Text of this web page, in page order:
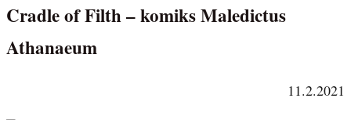
Cradle of Filth – komiks Maledictus
Athanaeum
11.2.2021